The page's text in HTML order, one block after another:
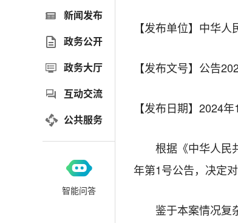
【发布单位】中华
【发布文号】 公告
【发布日期】 2024年
根据《中华人民
年第1号公告，决定
鉴于本案情况复
新闻发布
政务公开
政务大厅
互动交流
公共服务
智能问答